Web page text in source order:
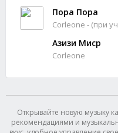
Пора Пора
Corleone - (при
Азизи Миср
Corleone
Открывайте новую музыку
рекомендациями и